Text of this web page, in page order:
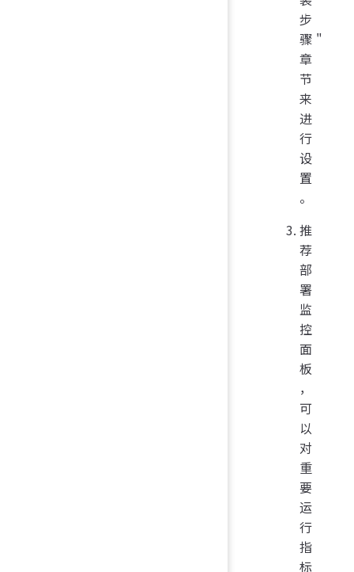
步
骤"
章
节
来
进
行
设
置
。
推
荐
部
署
监
控
面
板
，
可
以
对
重
要
运
行
指
标